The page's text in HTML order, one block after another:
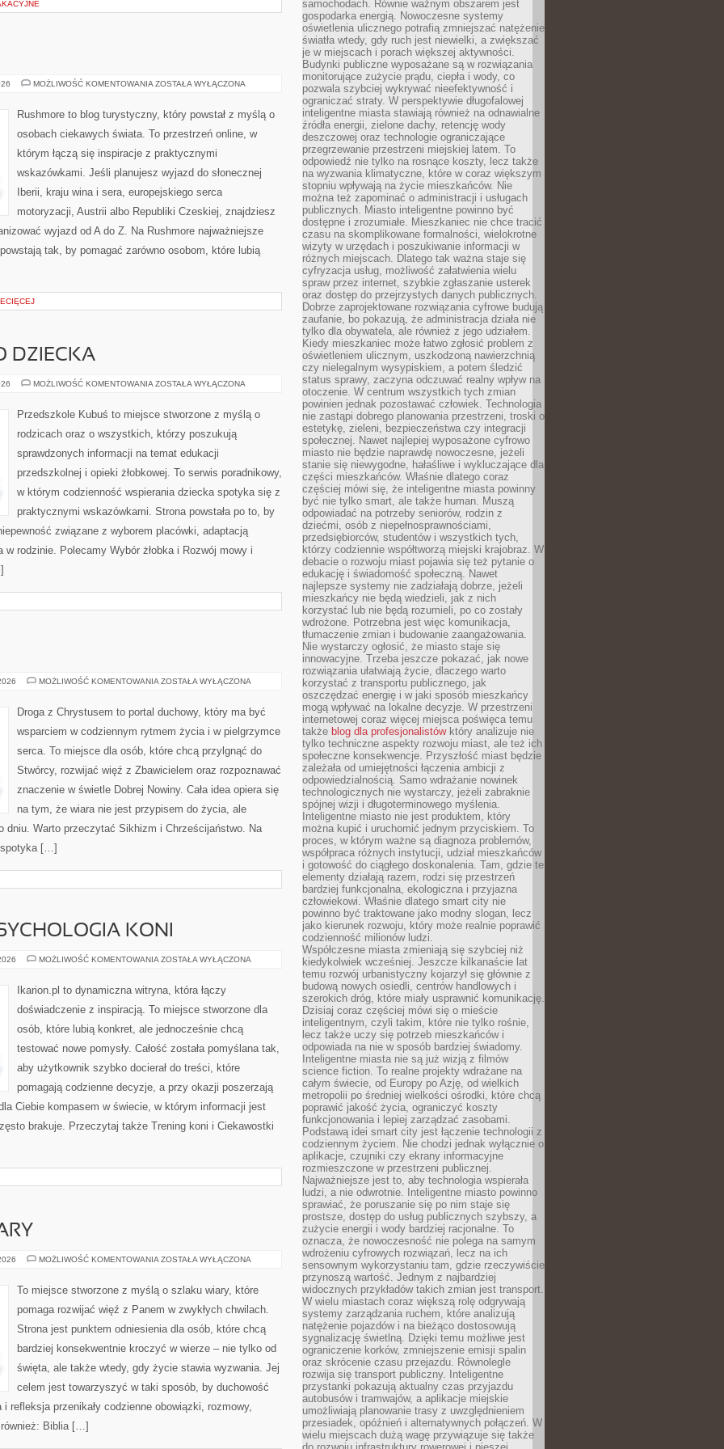
MOŻLIWOŚĆ KOMENTOWANIA POLSKA
ZOSTAŁA WYŁĄCZONA
Rushmore to blog turystyczny, który powstał z myślą o
osobach ciekawych świata. To przestrzeń online, w
którym łączą się inspiracje z praktycznymi
wskazówkami. Jeśli planujesz wyjazd do słonecznej
Iberii, kraju wina i sera, europejskiego serca
motoryzacji, Austrii albo Republiki Czeskiej, znajdziesz
wyjazd od A do Z. Na Rushmore najważniejsze
tak, by pomagać zarówno osobom, które lubią
DZIECKA
MOŻLIWOŚĆ KOMENTOWANIA BEZPIECZEŃSTWO
ZOSTAŁA WYŁĄCZONA
Przedszkole Kubuś to miejsce stworzone z myślą o
rodzicach oraz o wszystkich, którzy poszukują
sprawdzonych informacji na temat edukacji
przedszkolnej i opieki żłobkowej. To serwis poradnikowy,
w którym codzienność wspierania dziecka spotyka się z
praktycznymi wskazówkami. Strona powstała po to, by
związane z wyborem placówki, adaptacją
rodzinie. Polecamy Wybór żłobka i Rozwój mowy i
MOŻLIWOŚĆ KOMENTOWANIA RELIGIA
ZOSTAŁA WYŁĄCZONA
Droga z Chrystusem to portal duchowy, który ma być
wsparciem w codziennym rytmem życia i w pielgrzymce
serca. To miejsce dla osób, które chcą przylgnąć do
Stwórcy, rozwijać więź z Zbawicielem oraz rozpoznawać
znaczenie w świetle Dobrej Nowiny. Cała idea opiera się
na tym, że wiara nie jest przypisem do życia, ale
dniu. Warto przeczytać Sikhizm i Chrześcijaństwo. Na
spotyka […]
KONI
MOŻLIWOŚĆ KOMENTOWANIA ZACHOWANIE
KONI
ZOSTAŁA WYŁĄCZONA
Ikarion.pl to dynamiczna witryna, która łączy
doświadczenie z inspiracją. To miejsce stworzone dla
osób, które lubią konkret, ale jednocześnie chcą
testować nowe pomysły. Całość została pomyślana tak,
aby użytkownik szybko docierał do treści, które
pomagają codzienne decyzje, a przy okazji poszerzają
Ciebie kompasem w świecie, w którym informacji jest
brakuje. Przeczytaj także Trening koni i Ciekawostki
MOŻLIWOŚĆ KOMENTOWANIA ŚWIADECTWA
ZOSTAŁA WYŁĄCZONA
To miejsce stworzone z myślą o szlaku wiary, które
pomaga rozwijać więź z Panem w zwykłych chwilach.
Strona jest punktem odniesienia dla osób, które chcą
bardziej konsekwentnie kroczyć w wierze – nie tylko od
święta, ale także wtedy, gdy życie stawia wyzwania. Jej
celem jest towarzyszyć w taki sposób, by duchowość
refleksja przenikały codzienne obowiązki, rozmowy,
Biblia […]
samochodach. Równie ważnym obszarem jest
gospodarka energią. Nowoczesne systemy
oświetlenia ulicznego potrafią zmniejszać natężenie
światła wtedy, gdy ruch jest niewielki, a zwiększać
je w miejscach i porach większej aktywności.
Budynki publiczne wyposażane są w rozwiązania
monitorujące zużycie prądu, ciepła i wody, co
pozwala szybciej wykrywać nieefektywność i
ograniczać straty. W perspektywie długofalowej
inteligentne miasta stawiają również na odnawialne
źródła energii, zielone dachy, retencję wody
deszczowej oraz technologie ograniczające
przegrzewanie przestrzeni miejskiej latem. To
odpowiedź nie tylko na rosnące koszty, lecz także
na wyzwania klimatyczne, które w coraz większym
stopniu wpływają na życie mieszkańców. Nie
można też zapominać o administracji i usługach
publicznych. Miasto inteligentne powinno być
dostępne i zrozumiałe. Mieszkaniec nie chce tracić
czasu na skomplikowane formalności, wielokrotne
wizyty w urzędach i poszukiwanie informacji w
różnych miejscach. Dlatego tak ważna staje się
cyfryzacja usług, możliwość załatwienia wielu
spraw przez internet, szybkie zgłaszanie usterek
oraz dostęp do przejrzystych danych publicznych.
Dobrze zaprojektowane rozwiązania cyfrowe budują
zaufanie, bo pokazują, że administracja działa nie
tylko dla obywatela, ale również z jego udziałem.
Kiedy mieszkaniec może łatwo zgłosić problem z
oświetleniem ulicznym, uszkodzoną nawierzchnią
czy nielegalnym wysypiskiem, a potem śledzić
status sprawy, zaczyna odczuwać realny wpływ na
otoczenie. W centrum wszystkich tych zmian
powinien jednak pozostawać człowiek. Technologia
nie zastąpi dobrego planowania przestrzeni, troski o
estetykę, zieleni, bezpieczeństwa czy integracji
społecznej. Nawet najlepiej wyposażone cyfrowo
miasto nie będzie naprawdę nowoczesne, jeżeli
stanie się niewygodne, hałaśliwe i wykluczające dla
części mieszkańców. Właśnie dlatego coraz
częściej mówi się, że inteligentne miasta powinny
być nie tylko smart, ale także human. Muszą
odpowiadać na potrzeby seniorów, rodzin z
dziećmi, osób z niepełnosprawnościami,
przedsiębiorców, studentów i wszystkich tych,
którzy codziennie współtworzą miejski krajobraz. W
debacie o rozwoju miast pojawia się też pytanie o
edukację i świadomość społeczną. Nawet
najlepsze systemy nie zadziałają dobrze, jeżeli
mieszkańcy nie będą wiedzieli, jak z nich
korzystać lub nie będą rozumieli, po co zostały
wdrożone. Potrzebna jest więc komunikacja,
tłumaczenie zmian i budowanie zaangażowania.
Nie wystarczy ogłosić, że miasto staje się
innowacyjne. Trzeba jeszcze pokazać, jak nowe
rozwiązania ułatwiają życie, dlaczego warto
korzystać z transportu publicznego, jak
oszczędzać energię i w jaki sposób mieszkańcy
mogą wpływać na lokalne decyzje. W przestrzeni
internetowej coraz więcej miejsca poświęca temu
także blog dla profesjonalistówktóry analizuje nie
tylko techniczne aspekty rozwoju miast, ale też ich
społeczne konsekwencje. Przyszłość miast będzie
zależała od umiejętności łączenia ambicji z
odpowiedzialnością. Samo wdrażanie nowinek
technologicznych nie wystarczy, jeżeli zabraknie
spójnej wizji i długoterminowego myślenia.
Inteligentne miasto nie jest produktem, który
można kupić i uruchomić jednym przyciskiem. To
proces, w którym ważne są diagnoza problemów,
współpraca różnych instytucji, udział mieszkańców
i gotowość do ciągłego doskonalenia. Tam, gdzie te
elementy działają razem, rodzi się przestrzeń
bardziej funkcjonalna, ekologiczna i przyjazna
człowiekowi. Właśnie dlatego smart city nie
powinno być traktowane jako modny slogan, lecz
jako kierunek rozwoju, który może realnie poprawić
codzienność milionów ludzi.
Współczesne miasta zmieniają się szybciej niż
kiedykolwiek wcześniej. Jeszcze kilkanaście lat
temu rozwój urbanistyczny kojarzył się głównie z
budową nowych osiedli, centrów handlowych i
szerokich dróg, które miały usprawnić komunikację.
Dzisiaj coraz częściej mówi się o mieście
inteligentnym, czyli takim, które nie tylko rośnie,
lecz także uczy się potrzeb mieszkańców i
odpowiada na nie w sposób bardziej świadomy.
Inteligentne miasta nie są już wizją z filmów
science fiction. To realne projekty wdrażane na
całym świecie, od Europy po Azję, od wielkich
metropolii po średniej wielkości ośrodki, które chcą
poprawić jakość życia, ograniczyć koszty
funkcjonowania i lepiej zarządzać zasobami.
Podstawą idei smart city jest łączenie technologii z
codziennym życiem. Nie chodzi jednak wyłącznie o
aplikacje, czujniki czy ekrany informacyjne
rozmieszczone w przestrzeni publicznej.
Najważniejsze jest to, aby technologia wspierała
ludzi, a nie odwrotnie. Inteligentne miasto powinno
sprawiać, że poruszanie się po nim staje się
prostsze, dostęp do usług publicznych szybszy, a
zużycie energii i wody bardziej racjonalne. To
oznacza, że nowoczesność nie polega na samym
wdrożeniu cyfrowych rozwiązań, lecz na ich
sensownym wykorzystaniu tam, gdzie rzeczywiście
przynoszą wartość. Jednym z najbardziej
widocznych przykładów takich zmian jest transport.
W wielu miastach coraz większą rolę odgrywają
systemy zarządzania ruchem, które analizują
natężenie pojazdów i na bieżąco dostosowują
sygnalizację świetlną. Dzięki temu możliwe jest
ograniczenie korków, zmniejszenie emisji spalin
oraz skrócenie czasu przejazdu. Równolegle
rozwija się transport publiczny. Inteligentne
przystanki pokazują aktualny czas przyjazdu
autobusów i tramwajów, a aplikacje miejskie
umożliwiają planowanie trasy z uwzględnieniem
przesiadek, opóźnień i alternatywnych połączeń. W
wielu miejscach dużą wagę przywiązuje się także